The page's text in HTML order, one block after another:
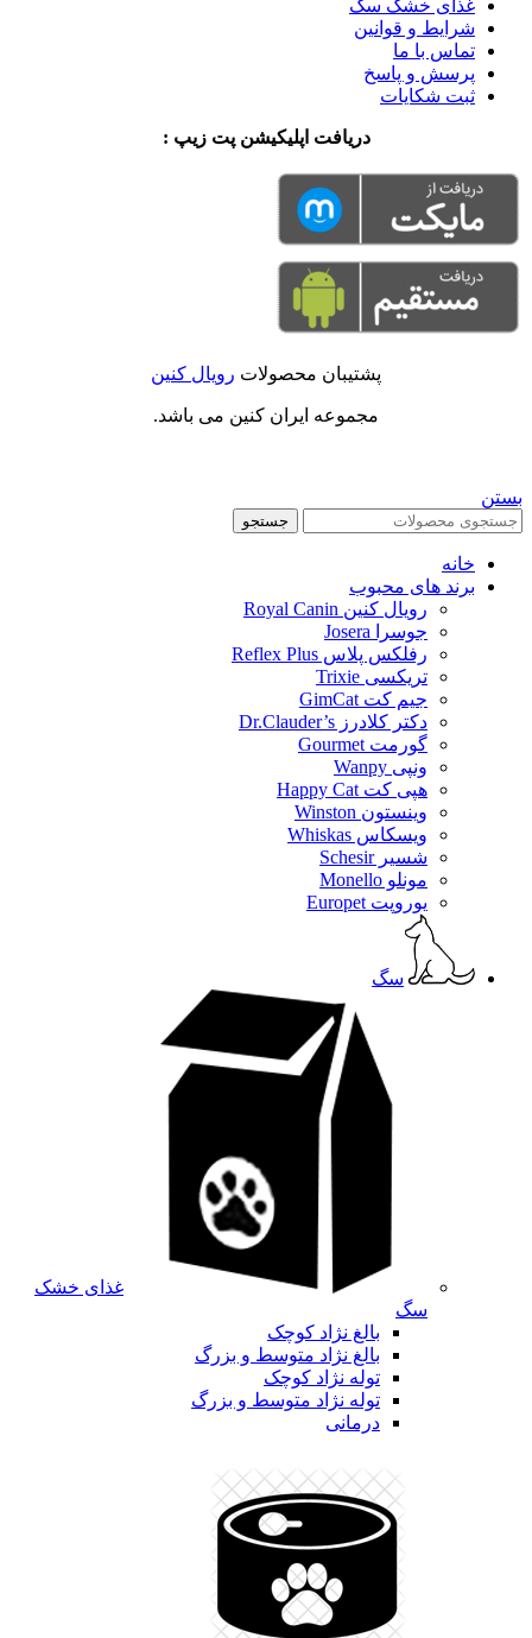
غذای خشک سگ
شرایط و قوانین
تماس با ما
پرسش و پاسخ
ثبت شکایات
دریافت اپلیکیشن پت زیپ :
پشتیبان محصولات رویال کنین
مجموعه ایران کنین می باشد.
بستن
جستجو
خانه
برند های محبوب
رویال کنین Royal Canin
جوسرا Josera
رفلکس پلاس Reflex Plus
تریکسی Trixie
جیم کت GimCat
دکتر کلادرز Dr.Clauder’s
گورمت Gourmet
ونپی Wanpy
هپی کت Happy Cat
وینستون Winston
ویسکاس Whiskas
شسیر Schesir
مونلو Monello
یوروپت Europet
سگ
غذای خشک
سگ
بالغ نژاد کوچک
بالغ نژاد متوسط و بزرگ
توله نژاد کوچک
توله نژاد متوسط و بزرگ
درمانی